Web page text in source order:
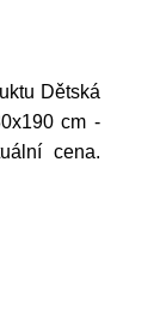
Dětská
cm -
cena.